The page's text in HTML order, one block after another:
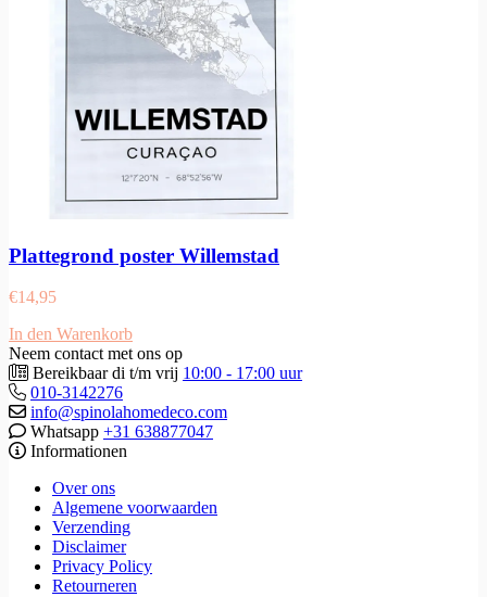
Plattegrond poster Willemstad
€14,95
In den Warenkorb
Neem contact met ons op
Bereikbaar di t/m vrij 10:00 - 17:00 uur
010-3142276
info@spinolahomedeco.com
Whatsapp +31 638877047
Informationen
Over ons
Algemene voorwaarden
Verzending
Disclaimer
Privacy Policy
Retourneren